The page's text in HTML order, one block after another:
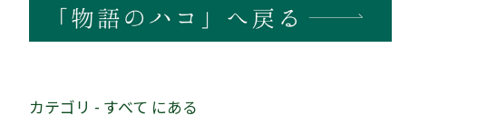
カテゴリ - すべて にある